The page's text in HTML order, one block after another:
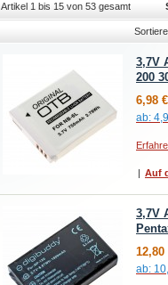
Artikel 1 bis 15 von 53 gesamt
3,7V
200
6,98 €
ab:
| Auf
3,7V
12,80
ab: